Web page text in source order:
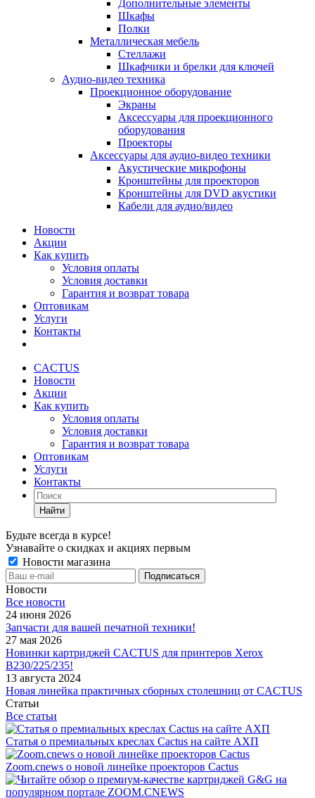
Дополнительные элементы
Шкафы
Полки
Металлическая мебель
Стеллажи
Шкафчики и брелки для ключей
Аудио-видео техника
Проекционное оборудование
Экраны
Аксессуары для проекционного
оборудования
Проекторы
Аксессуары для аудио-видео техники
Акустические микрофоны
Кронштейны для проекторов
Кронштейны для DVD акустики
Кабели для аудио/видео
Новости
Акции
Как купить
Условия оплаты
Условия доставки
Гарантия и возврат товара
Оптовикам
Услуги
Контакты
CACTUS
Новости
Акции
Как купить
Условия оплаты
Условия доставки
Гарантия и возврат товара
Оптовикам
Услуги
Контакты
Найти
Будьте всегда в курсе!
Узнавайте о скидках и акциях первым
Новости магазина
Новости
Все новости
24 июня 2026
Запчасти для вашей печатной техники!
27 мая 2026
Новинки картриджей CACTUS для принтеров Xerox
B230/225/235!
13 августа 2024
Новая линейка практичных сборных столешниц от CACTUS
Статьи
Все статьи
Статья о премиальных креслах Cactus на сайте АХП
Zoom.cnews о новой линейке проекторов Cactus